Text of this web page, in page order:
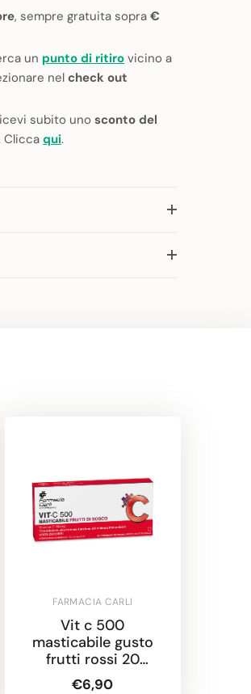
, sempre gratuita sopra €
un punto di ritiro vicino a
nel check out
subito uno sconto del
Cliccaqui.
FARMACIA CARLI
Vit c 500
masticabile gusto
frutti rossi 20
compresse
€6,90